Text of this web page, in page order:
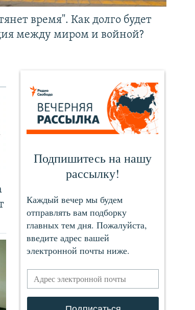
время". Как долго будет
между миром и войной?